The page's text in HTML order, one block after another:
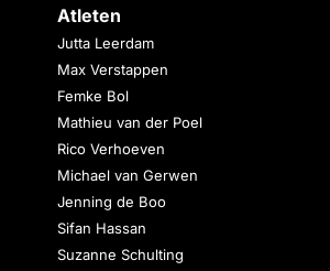
Atleten
Jutta Leerdam
Max Verstappen
Femke Bol
Mathieu van der Poel
Rico Verhoeven
Michael van Gerwen
Jenning de Boo
Sifan Hassan
Suzanne Schulting